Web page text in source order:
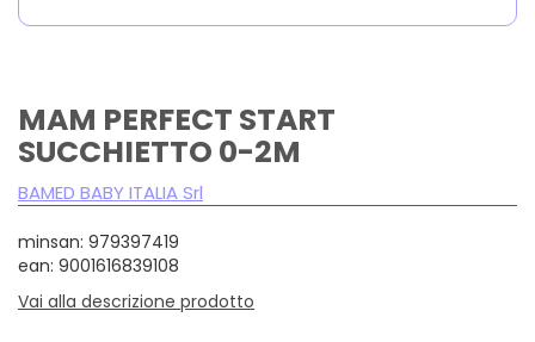
MAM PERFECT START
SUCCHIETTO 0-2M
BAMED BABY ITALIA Srl
minsan: 979397419
ean: 9001616839108
Vai alla descrizione prodotto